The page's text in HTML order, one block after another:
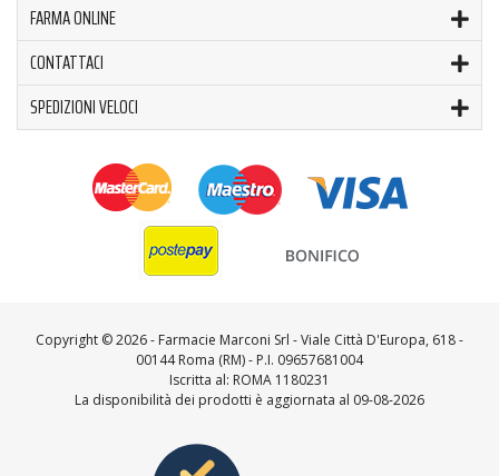
FARMA ONLINE
CONTATTACI
SPEDIZIONI VELOCI
Copyright ©2026 - Farmacie Marconi Srl - Viale Città D'Europa, 618 -
00144 Roma (RM) - P.I. 09657681004
Iscritta al: ROMA 1180231
La disponibilità dei prodotti è aggiornata al 09-08-2026